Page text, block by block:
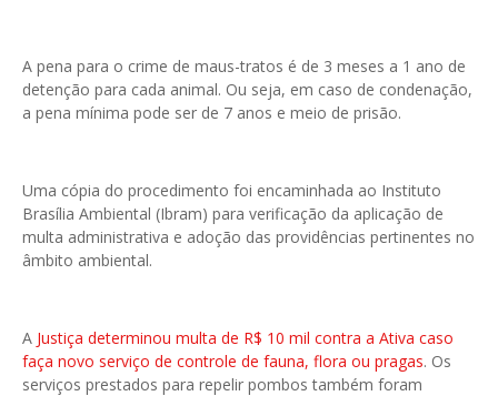
A pena para o crime de maus-tratos é de 3 meses a 1 ano de
detenção para cada animal. Ou seja, em caso de condenação,
a pena mínima pode ser de 7 anos e meio de prisão.
Uma cópia do procedimento foi encaminhada ao Instituto
Brasília Ambiental (Ibram) para verificação da aplicação de
multa administrativa e adoção das providências pertinentes no
âmbito ambiental.
A Justiça determinou multa de R$ 10 mil contra a Ativa caso
faça novo serviço de controle de fauna, flora ou pragas. Os
serviços prestados para repelir pombos também foram